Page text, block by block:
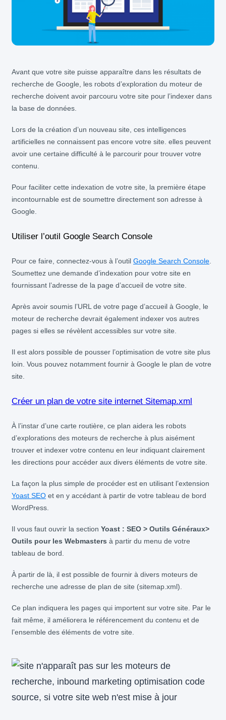
Avant que votre site puisse apparaître dans les résultats de
recherche de Google, les robots d’exploration du moteur de
recherche doivent avoir parcouru votre site pour l’indexer dans
la base de données.
Lors de la création d’un nouveau site, ces intelligences
artificielles ne connaissent pas encore votre site. elles peuvent
avoir une certaine difficulté à le parcourir pour trouver votre
contenu.
Pour faciliter cette indexation de votre site, la première étape
incontournable est de soumettre directement son adresse à
Google.
Utiliser l’outil Google Search Console
Pour ce faire, connectez-vous à l’outil Google Search Console.
Soumettez une demande d’indexation pour votre site en
fournissant l’adresse de la page d’accueil de votre site.
Après avoir soumis l’URL de votre page d’accueil à Google, le
moteur de recherche devrait également indexer vos autres
pages si elles se révèlent accessibles sur votre site.
Il est alors possible de pousser l’optimisation de votre site plus
loin. Vous pouvez notamment fournir à Google le plan de votre
site.
Créer un plan de votre site internet Sitemap.xml
À l’instar d’une carte routière, ce plan aidera les robots
d’explorations des moteurs de recherche à plus aisément
trouver et indexer votre contenu en leur indiquant clairement
les directions pour accéder aux divers éléments de votre site.
La façon la plus simple de procéder est en utilisant l’extension
Yoast SEO et en y accédant à partir de votre tableau de bord
WordPress.
Il vous faut ouvrir la section Yoast : SEO > Outils Généraux>
Outils pour les Webmasters à partir du menu de votre
tableau de bord.
À partir de là, il est possible de fournir à divers moteurs de
recherche une adresse de plan de site (sitemap.xml).
Ce plan indiquera les pages qui importent sur votre site. Par le
fait même, il améliorera le référencement du contenu et de
l’ensemble des éléments de votre site.